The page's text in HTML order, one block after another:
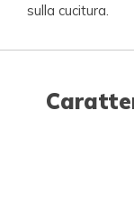
sulla cucitura.